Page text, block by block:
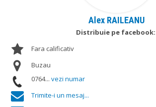
Alex RAILEANU
Distribuie pe facebook:
Fara calificativ
Buzau
0764... vezi numar
Trimite-i un mesaj...